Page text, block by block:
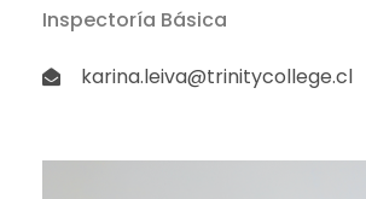
Inspectoría Básica
karina.leiva@trinitycollege.cl